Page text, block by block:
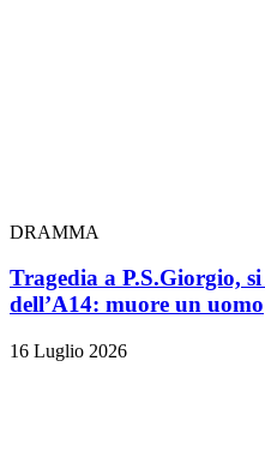
DRAMMA
Tragedia a P.S.Giorgio,
dell’A14: muore un uomo
16 Luglio 2026